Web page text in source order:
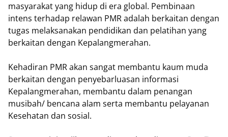
masyarakat yang hidup di era global. Pembinaan
intens terhadap relawan PMR adalah berkaitan dengan
tugas melaksanakan pendidikan dan pelatihan yang
berkaitan dengan Kepalangmerahan.
Kehadiran PMR akan sangat membantu kaum muda
berkaitan dengan penyebarluasan informasi
Kepalangmerahan, membantu dalam penangan
musibah/ bencana alam serta membantu pelayanan
Kesehatan dan sosial.